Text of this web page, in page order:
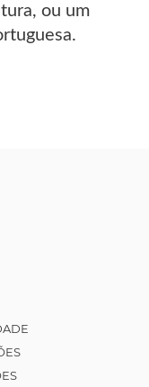
ou um